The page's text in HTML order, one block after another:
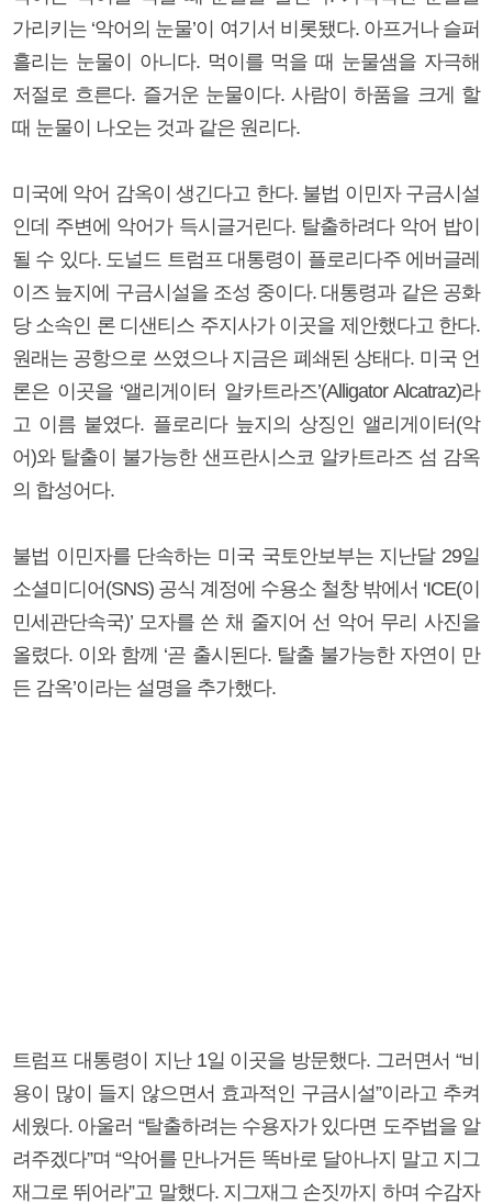
가리키는 ‘악어의 눈물’이 여기서 비롯됐다. 아프거나 슬퍼
흘리는 눈물이 아니다. 먹이를 먹을 때 눈물샘을 자극해
저절로 흐른다. 즐거운 눈물이다. 사람이 하품을 크게 할
때 눈물이 나오는 것과 같은 원리다.
미국에 악어 감옥이 생긴다고 한다. 불법 이민자 구금시설
인데 주변에 악어가 득시글거린다. 탈출하려다 악어 밥이
될 수 있다. 도널드 트럼프 대통령이 플로리다주 에버글레
이즈 늪지에 구금시설을 조성 중이다. 대통령과 같은 공화
당 소속인 론 디샌티스 주지사가 이곳을 제안했다고 한다.
원래는 공항으로 쓰였으나 지금은 폐쇄된 상태다. 미국 언
론은 이곳을 ‘앨리게이터 알카트라즈’(Alligator Alcatraz)라
고 이름 붙였다. 플로리다 늪지의 상징인 앨리게이터(악
어)와 탈출이 불가능한 샌프란시스코 알카트라즈 섬 감옥
의 합성어다.
불법 이민자를 단속하는 미국 국토안보부는 지난달 29일
소셜미디어(SNS) 공식 계정에 수용소 철창 밖에서 ‘ICE(이
민세관단속국)’ 모자를 쓴 채 줄지어 선 악어 무리 사진을
올렸다. 이와 함께 ‘곧 출시된다. 탈출 불가능한 자연이 만
든 감옥’이라는 설명을 추가했다.
트럼프 대통령이 지난 1일 이곳을 방문했다. 그러면서 “비
용이 많이 들지 않으면서 효과적인 구금시설”이라고 추켜
세웠다. 아울러 “탈출하려는 수용자가 있다면 도주법을 알
려주겠다”며 “악어를 만나거든 똑바로 달아나지 말고 지그
재그로 뛰어라”고 말했다. 지그재그 손짓까지 하며 수감자